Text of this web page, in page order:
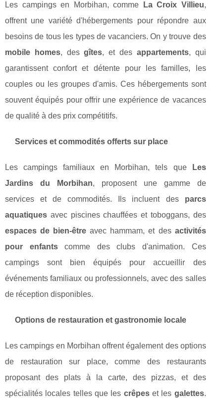
Les campings en Morbihan, comme La Croix Villieu,
offrent une variété d'hébergements pour répondre aux
besoins de tous les types de vacanciers. On y trouve des
mobile homes, desgîtes, et des appartements, qui
garantissent confort et détente pour les familles, les
couples ou les groupes d'amis. Ces hébergements sont
souvent équipés pour offrir une expérience de vacances
de qualité à des prix compétitifs.
Services et commodités offerts sur place
Les campings familiaux en Morbihan, tels que
Les
Jardins du Morbihan, proposent une gamme de
services et de commodités. Ils incluent des parcs
aquatiques avec piscines chauffées et toboggans, des
espaces de bien-être avec hammam, et des activités
pour enfantscomme des clubs d'animation. Ces
campings sont bien équipés pour accueillir des
événements familiaux ou professionnels, avec des salles
de réception disponibles.
Options de restauration et gastronomie locale
Les campings en Morbihan offrent également des options
de restauration sur place, comme des restaurants
proposant des plats à la carte, des pizzas, et des
spécialités locales telles que les crêpeset les galettes.